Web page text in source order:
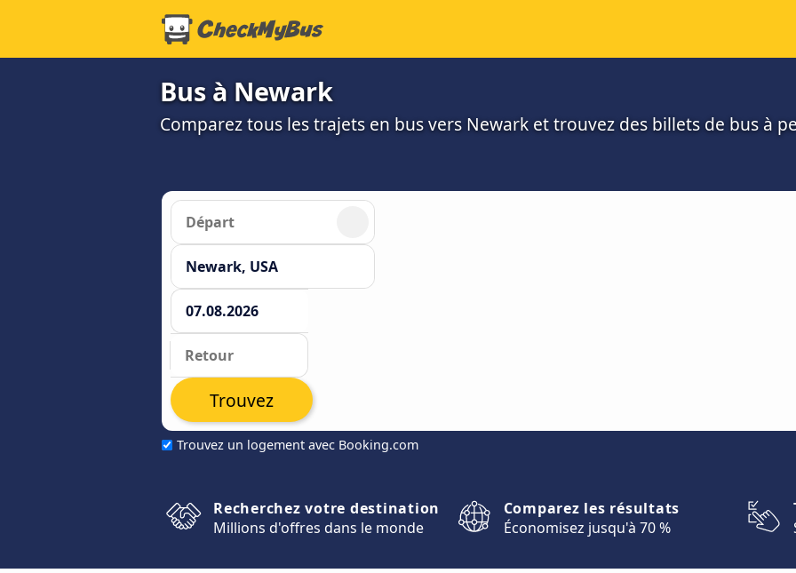
Bus à Newark
Comparez tous les trajets en bus vers Newark et trouvez des billets de bus à
Trouvez un logement avec Booking.com
Trouvez
Recherchez votre destination
Millions d'offres dans le monde
Comparez les résultats
Économisez jusqu'à 70 %